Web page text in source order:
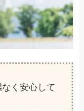
く安心して